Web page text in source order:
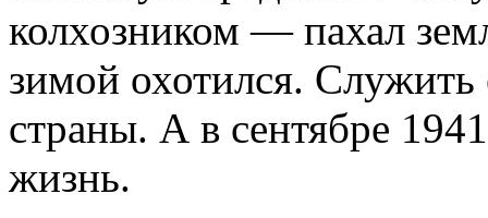
колхозником — пахал
зимой охотился.
страны. А в сентябре
жизнь.